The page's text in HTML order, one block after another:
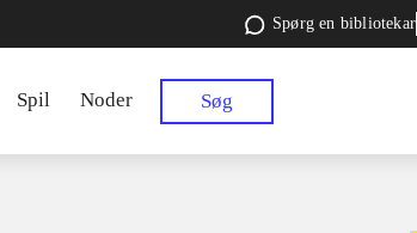
Spørg en bibliotekar
Spil Noder Søg